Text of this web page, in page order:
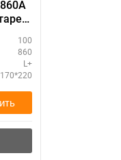
100
860
L+